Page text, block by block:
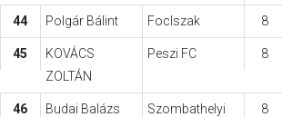
44 Polgár Bálint FocIszak 8
45
KOVÁCS
ZOLTÁN
Peszi FC 8
46 Budai Balázs
Szombathelyi
8